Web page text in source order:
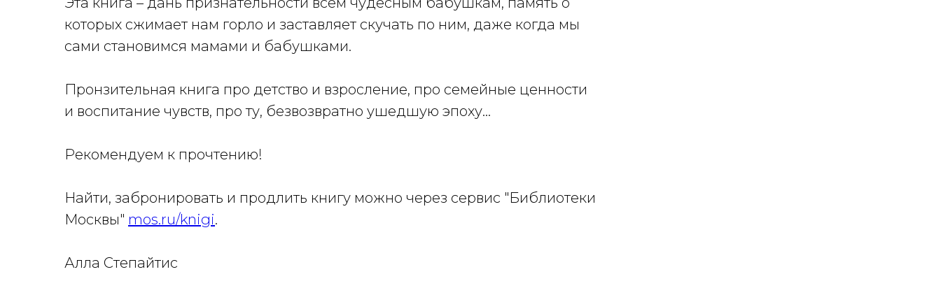
которых сжимает нам горло и заставляет скучать по ним, даже когда мы
сами становимся мамами и бабушками.
Пронзительная книга про детство и взросление, про семейные ценности
и воспитание чувств, про ту, безвозвратно ушедшую эпоху…
Рекомендуем к прочтению!
Найти, забронировать и продлить книгу можно через сервис "Библиотеки
Москвы" mos.ru/knigi.
Алла Степайтис